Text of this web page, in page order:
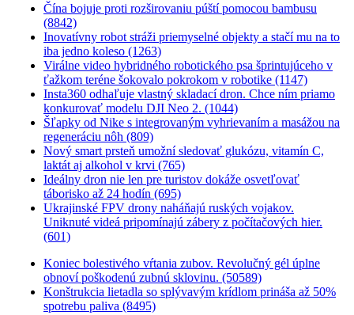
Čína bojuje proti rozširovaniu púští pomocou bambusu
(8842)
Inovatívny robot stráži priemyselné objekty a stačí mu na to
iba jedno koleso (1263)
Virálne video hybridného robotického psa šprintujúceho v
ťažkom teréne šokovalo pokrokom v robotike (1147)
Insta360 odhaľuje vlastný skladací dron. Chce ním priamo
konkurovať modelu DJI Neo 2. (1044)
Šľapky od Nike s integrovaným vyhrievaním a masážou na
regeneráciu nôh (809)
Nový smart prsteň umožní sledovať glukózu, vitamín C,
laktát aj alkohol v krvi (765)
Ideálny dron nie len pre turistov dokáže osvetľovať
táborisko až 24 hodín (695)
Ukrajinské FPV drony naháňajú ruských vojakov.
Uniknuté videá pripomínajú zábery z počítačových hier.
(601)
Koniec bolestivého vŕtania zubov. Revolučný gél úplne
obnoví poškodenú zubnú sklovinu. (50589)
Konštrukcia lietadla so splývavým krídlom prináša až 50%
spotrebu paliva (8495)